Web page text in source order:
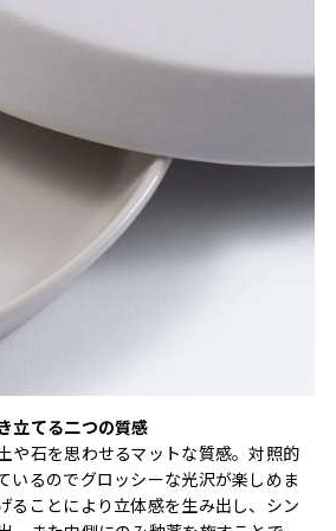
立てる二つの質感
や石を思わせるマットな質感。対照的
いるのでグロッシーな光沢が楽しめま
ることにより立体感を生み出し、シン